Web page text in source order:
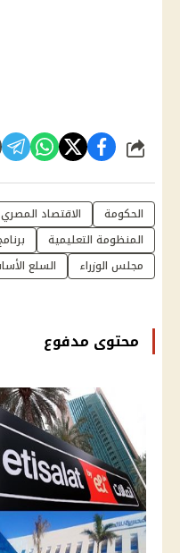
شارك
الحكومة الاقتصاد المصري
المنظومة التعليمية
مجلس الوزراء
السلع
محتوى مدفوع